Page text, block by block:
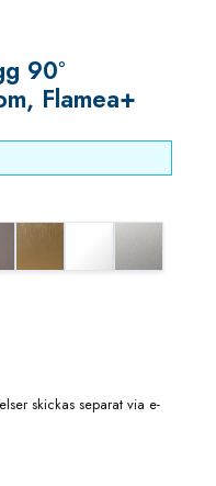
90°
Flamea+
grafitmetall utseende (borstad)
guldbrons utseendemattkrom
skickas separat via e-